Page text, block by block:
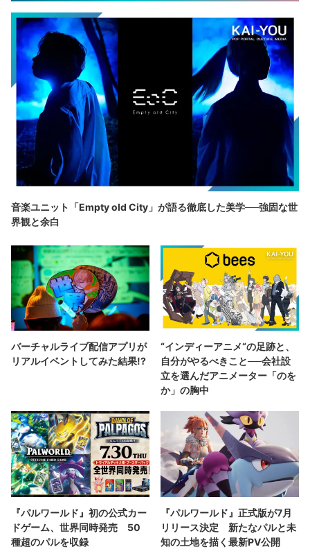
音楽ユニット「Empty old City」が語る徹底した美学──強固な世
界観と余白
バーチャルライブ配信アプリが
リアルイベントしてみた結果!?
“インディーアニメ“の足跡と、
自分がやるべきこと──会社設
立を選んだアニメーター「のを
か」の胸中
『パルワールド』初の公式カー
ドゲーム、世界同時発売 50
種超のパルを収録
『パルワールド』正式版が7月
リリース決定 新たなパルと未
知の土地を描く最新PV公開